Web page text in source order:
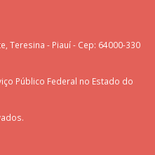
Teresina - Piauí - Cep: 64000-330
Público Federal no Estado do